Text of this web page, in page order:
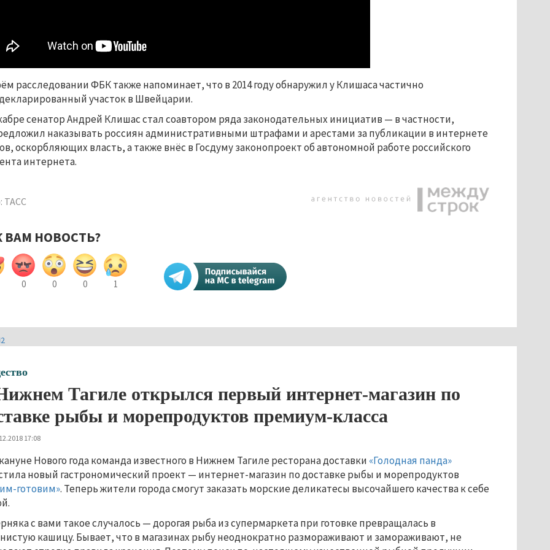
расследовании ФБК также напоминает, что в 2014 году обнаружил у Клишаса частично
участок в Швейцарии.
сенатор Андрей Клишас стал соавтором ряда законодательных инициатив — в частности,
наказывать россиян административными штрафами и арестами за публикации в интернете
оскорбляющих власть, а также внёс в Госдуму законопроект об автономной работе российского
интернета.
ТАСС
ВАМ НОВОСТЬ?
0 0 0 1
Тагиле открылся первый интернет-магазин по
рыбы и морепродуктов премиум-класса
17:08
Нового года команда известного в Нижнем Тагиле ресторана доставки «Голодная панда»
новый гастрономический проект — интернет-магазин по доставке рыбы и морепродуктов
готовим». Теперь жители города смогут заказать морские деликатесы высочайшего качества к себе
с вами такое случалось — дорогая рыба из супермаркета при готовке превращалась в
кашицу. Бывает, что в магазинах рыбу неоднократно размораживают и замораживают, не